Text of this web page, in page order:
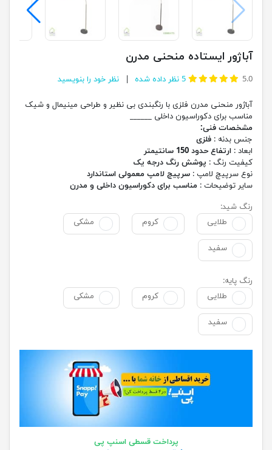
آباژور ایستاده منحنی مدرن
5.0
5 نظر داده شده نظر خود را بنویسید
آباژور منحنی مدرن فلزی با رنگبندی بی نظیر و طراحی مینیمال و شیک
مناسب برای دکوراسیون داخلی ______
مشخصات فنی:
جنس بدنه : فلزی
ابعاد : ارتفاع حدود 150 سانتیمتر
کیفیت رنگ : پوشش رنگ درجه یک
نوع سرپیچ لامپ : سرپیچ لامپ معمولی استاندارد
سایر توضیحات : مناسب برای دکوراسیون داخلی و مدرن
رنگ شید:
طلایی
کروم مشکی
سفید
رنگ پایه:
طلایی
کروم مشکی
سفید
پرداخت قسطی اسنپ پی